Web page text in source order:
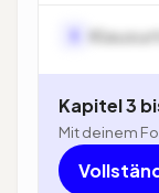
Kapitel 3
Mit deinem